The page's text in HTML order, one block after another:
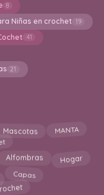
8
Niñas en crochet 19
41
21
Mascotas MANTA
Alfombras Hogar
Capas